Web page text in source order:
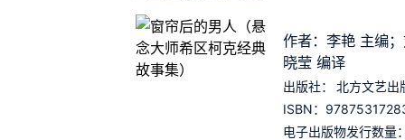
作者：李艳 主编
晓莹 编译
出版社：
北方文艺出
ISBN：
电子出版物发行数量